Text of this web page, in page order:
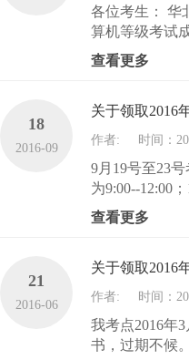
各位考生： 华
算机等级考试
查看更多
18
2016-09
关于领取2016
作者: 时间：
9月19号至23
为9:00--12:00
查看更多
21
2016-06
关于领取2016
作者: 时间：
我考点2016年
书，过期不候